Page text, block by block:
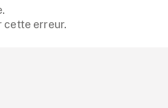
erreur.